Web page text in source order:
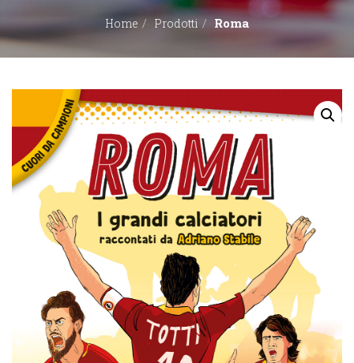
EDITORI
LIBRERIE
Home Prodotti Roma